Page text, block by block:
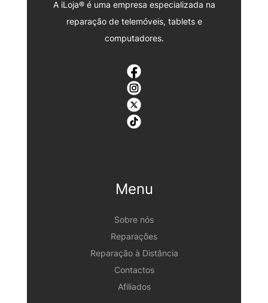
A iLoja® é uma empresa especializada na
reparação de telemóveis, tablets e
computadores.
Menu
Sobre nós
Reparações
Reparação à Distância
Contactos
Afiliados